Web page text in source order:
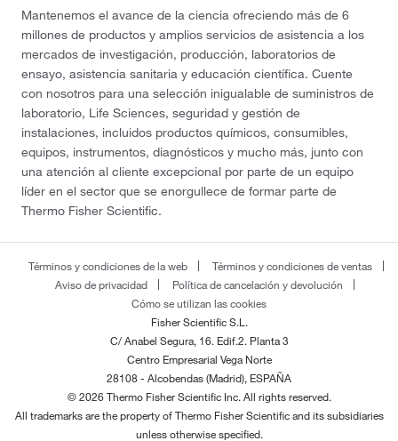
Mantenemos el avance de la ciencia ofreciendo más de 6
millones de productos y amplios servicios de asistencia a los
mercados de investigación, producción, laboratorios de
ensayo, asistencia sanitaria y educación científica. Cuente
con nosotros para una selección inigualable de suministros de
laboratorio, Life Sciences, seguridad y gestión de
instalaciones, incluidos productos químicos, consumibles,
equipos, instrumentos, diagnósticos y mucho más, junto con
una atención al cliente excepcional por parte de un equipo
líder en el sector que se enorgullece de formar parte de
Thermo Fisher Scientific.
Términos y condiciones de la web
Términos y condiciones de ventas
Aviso de privacidad
Política de cancelación y devolución
Cómo se utilizan las cookies
Fisher Scientific S.L.
C/ Anabel Segura, 16. Edif.2. Planta 3
Centro Empresarial Vega Norte
28108 - Alcobendas (Madrid), ESPAÑA
© 2026 Thermo Fisher Scientific Inc. All rights reserved.
All trademarks are the property of Thermo Fisher Scientific and its subsidiaries
unless otherwise specified.